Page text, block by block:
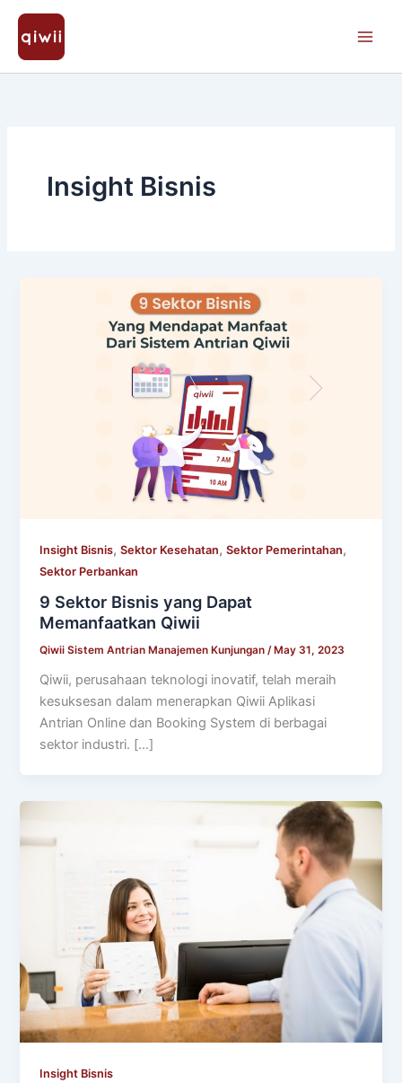
Skip
content
Insight Bisnis
Insight Bisnis,Sektor Kesehatan,Sektor Pemerintahan,
Sektor Perbankan
9 Sektor Bisnis yang Dapat
Memanfaatkan Qiwii
Qiwii Sistem Antrian Manajemen Kunjungan/ May 31, 2023
Qiwii, perusahaan teknologi inovatif, telah meraih
kesuksesan dalam menerapkan Qiwii Aplikasi
Antrian Online dan Booking System di berbagai
sektor industri. […]
Insight Bisnis